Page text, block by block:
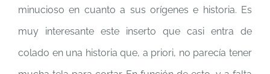
minucioso en cuanto a sus orígenes e historia. Es
muy interesante este inserto que casi entra de
colado en una historia que, a priori, no parecía tener